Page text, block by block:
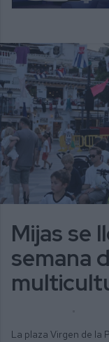
Mijas se
semana
La plaza Virgen de la